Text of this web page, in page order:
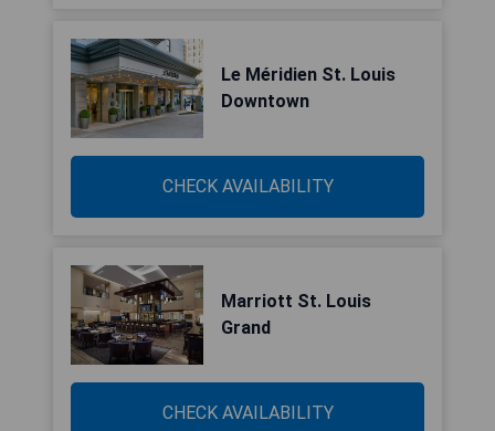
Le Méridien St. Louis
Downtown
CHECK AVAILABILITY
Marriott St. Louis
Grand
CHECK AVAILABILITY